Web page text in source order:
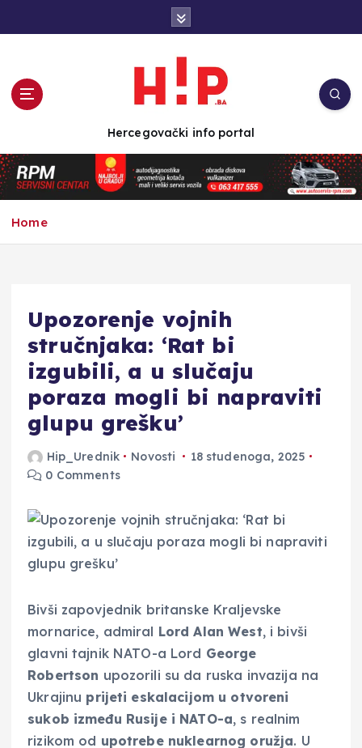
n
t
e
Hercegovački info portal
Home
Upozorenje vojnih
stručnjaka: ‘Rat bi
izgubili, a u slučaju
poraza mogli bi napraviti
glupu grešku’
Hip_Urednik Novosti
18 studenoga, 2025
0 Comments
Bivši zapovjednik britanske Kraljevske
mornarice, admiral Lord Alan West, i bivši
glavni tajnik NATO-a Lord George
Robertson upozorili su da ruska invazija na
Ukrajinu prijeti eskalacijom u otvoreni
sukob između Rusije i NATO-a, s realnim
rizikom od upotrebe nuklearnog oružja. U